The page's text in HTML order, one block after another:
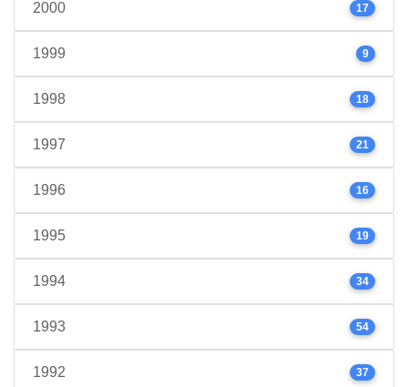
2000 17
1999 9
1998 18
1997 21
1996 16
1995 19
1994 34
1993 54
1992 37